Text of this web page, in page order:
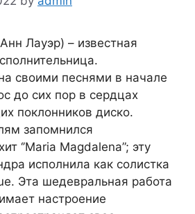
Лауэр) – известная
своими песнями в начале
до сих пор в сердцах
поклонников диско.
запомнился
‘’Maria Magdalena”; эту
исполнила как солистка
Эта шедевральная работа
настроение